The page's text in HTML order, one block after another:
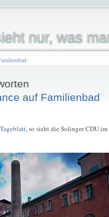
nur, was
auf Familienbad
, so sieht die Solinger CDU